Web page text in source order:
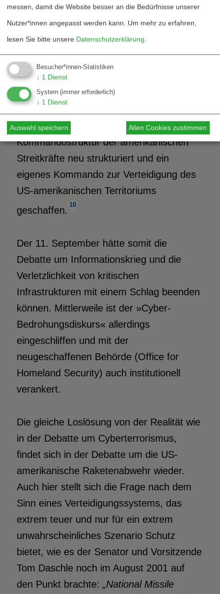
der kritischen Infrastruktur war.
9
Unter
dem Eindruck der Terroranschläge setzte
sich mit Schaffung des »Office for
Homeland Security« eine Politik durch, die
zum ersten Mal in der US-amerikanischen
Geschichte die Verteidigung des eigenen
militärischen Seite wurde die
Kommandostruktur der amerikanischen
Streitkräfte neu strukturiert und ein
eigenes Kommando zur Verteidigung des
US-amerikanischen Territoriums
geschaffen.
10
Der 11. September hätte somit die
Debatte um Informationskrieg und die
Verletzlichkeit von kritischen
Infrastrukturen mit einem Schlag beenden
können. Mittlerweile ist der »Cyber-
Bedrohungsdiskurs« allerdings
eingeschliffen und mit der
neugeschaffenen Behörde (Office for
Homeland Security) auch institutionell
verankert.
Die gleiche Loslösung von der Realität wie
in der Debatte um Cyberterrorismus,
findet sich in der Debatte um die US-
amerikanische Raketenabwehr wieder.
Auch hier stellt sich die Frage nach dem
Sinn eines Verteidigungssystems, das
extrem teuer und nur für ein extrem
unwahrscheinliches Szenario Schutz
bietet, wie es der Senator und Vorsitzende
Tom Daschle noch im August 2001 auf
den Punkt brachte: „National Missile
messen, damit die Website besser an die Bedürfnisse unserer
Nutzer*innen angepasst werden kann. Um mehr zu erfahren,
lesen Sie bitte unsere Datenschutzerklärung.
Besucher*innen-Statistiken
↓ 1 Dienst
System (immer erforderlich)
↓ 1 Dienst
Auswahl speichern Allen Cookies zustimmen